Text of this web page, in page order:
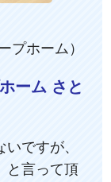
プホーム）
ーム さと
ですが、
と言って頂